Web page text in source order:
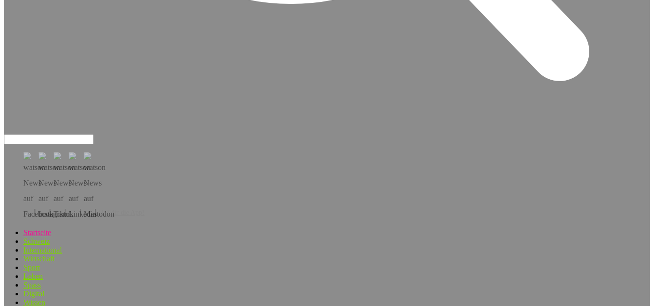
Hol dir die App!
Startseite
Schweiz
International
Wirtschaft
Sport
Leben
Spass
Digital
Wissen